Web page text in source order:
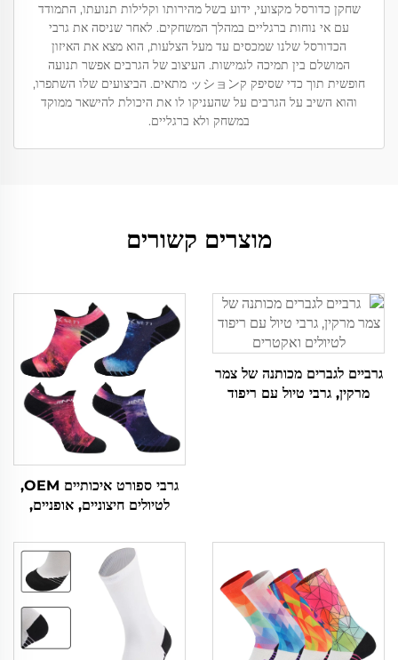
שחקן כדורסל מקצועי, ידוע בשל מהירותו וקלילות תנועתו, התמודד
עם אי נוחות ברגליים במהלך המשחקים. לאחר שניסה את גרבי
הכדורסל שלנו שמכסים עד מעל הצלעות, הוא מצא את האיזון
המושלם בין תמיכה לגמישות. העיצוב של הגרבים אפשר תנועה
חופשית תוך כדי שסיפק קッション מתאים. הביצועים שלו השתפרו,
והוא השיב על הגרבים על שהעניקו לו את היכולת להישאר ממוקד
במשחק ולא ברגליים.
מוצרים קשורים
גרביים לגברים מכותנה של צמר
מרקין, גרבי טיול עם ריפוד
גרבי ספורט איכותיים OEM,
לטיולים חיצוניים, אופניים,
אישית